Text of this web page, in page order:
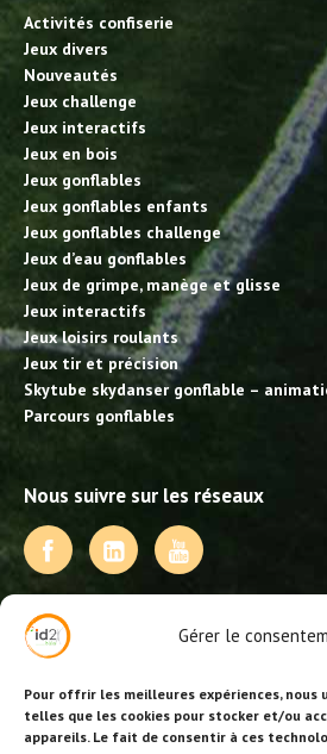
Gérer le
Pour offrir les meilleures expériences, nous
telles que les cookies pour stocker et/ou
appareils. Le fait de consentir à ces
Activités confiserie
Jeux divers
Nouveautés
Jeux challenge
Jeux interactifs
Jeux en bois
Jeux gonflables
Jeux gonflables enfants
Jeux gonflables challenge
Jeux d’eau gonflables
Jeux de grimpe, manège et glisse
Jeux interactifs
Jeux loisirs roulants
Jeux tir et précision
Skytube skydanser gonflable –
Parcours gonflables
Nous suivre sur les réseaux
NOS PRESTATIONS
Activités, jeux et animations BDE
Animations événementielles
Animations EVJF – EVJG
Animations hôtellerie